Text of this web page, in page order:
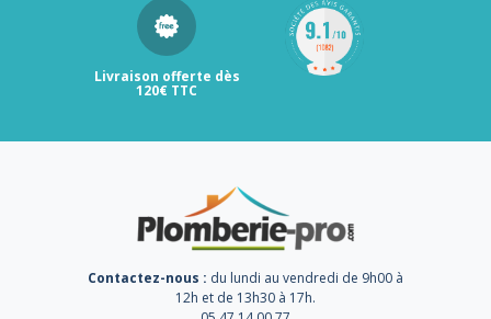
Livraison offerte dès
120€ TTC
Contactez-nous : du lundi au vendredi de 9h00 à
12h et de 13h30 à 17h.